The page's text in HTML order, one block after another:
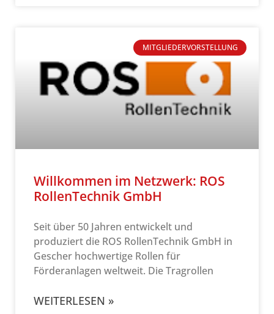
MITGLIEDERVORSTELLUNG
Willkommen im Netzwerk: ROS
RollenTechnik GmbH
Seit über 50 Jahren entwickelt und
produziert die ROS RollenTechnik GmbH in
Gescher hochwertige Rollen für
Förderanlagen weltweit. Die Tragrollen
WEITERLESEN »